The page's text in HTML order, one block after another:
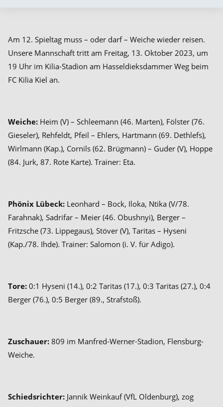
Am 12. Spieltag muss – oder darf – Weiche wieder reisen.
Unsere Mannschaft tritt am Freitag, 13. Oktober 2023, um
19 Uhr im Kilia-Stadion am Hasseldieksdammer Weg beim
FC Kilia Kiel an.
Weiche: Heim (V) – Schleemann (46. Marten), Fölster (76.
Gieseler), Rehfeldt, Pfeil – Ehlers, Hartmann (69. Dethlefs),
Wirlmann (Kap.), Cornils (62. Brügmann) – Guder (V), Hoppe
(84. Jurk, 87. Rote Karte). Trainer: Eta.
Phönix Lübeck: Leonhard – Bock, Iloka, Ntika (V/78.
Farahnak), Sadrifar – Meier (46. Obushnyi), Berger –
Fritzsche (73. Lippegaus), Stöver (V), Taritas – Hyseni
(Kap./78. Ihde). Trainer: Salomon (i. V. für Adigo).
Tore: 0:1 Hyseni (14.), 0:2 Taritas (17.), 0:3 Taritas (27.), 0:4
Berger (76.), 0:5 Berger (89., Strafstoß).
Zuschauer: 809 im Manfred-Werner-Stadion, Flensburg-
Weiche.
Schiedsrichter: Jannik Weinkauf (VfL Oldenburg), zog